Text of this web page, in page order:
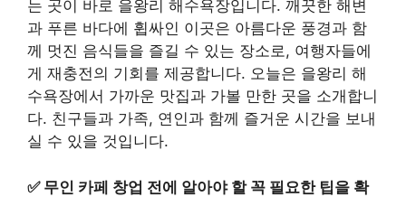
는 곳이 바로 을왕리 해수욕장입니다. 깨끗한 해변
과 푸른 바다에 휩싸인 이곳은 아름다운 풍경과 함
께 멋진 음식들을 즐길 수 있는 장소로, 여행자들에
게 재충전의 기회를 제공합니다. 오늘은 을왕리 해
수욕장에서 가까운 맛집과 가볼 만한 곳을 소개합니
다. 친구들과 가족, 연인과 함께 즐거운 시간을 보내
실 수 있을 것입니다.
✅ 무인 카페 창업 전에 알아야 할 꼭 필요한 팁을 확